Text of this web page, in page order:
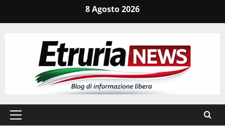
8 Agosto 2026
Menu